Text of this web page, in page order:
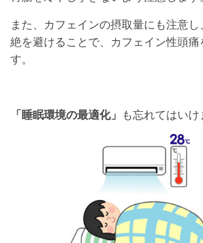
また、カフェインの摂取量にも注意
絶を避けることで、カフェイン性頭痛
す。
「睡眠環境の最適化」 も忘れてはいけ